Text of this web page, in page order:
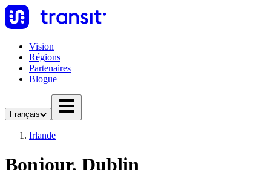
Vision
Régions
Partenaires
Blogue
Français
Irlande
Bonjour, Dublin